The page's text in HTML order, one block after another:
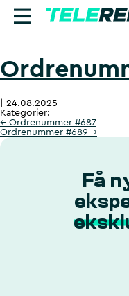
Reparation
Sælg
Find butik
Ring til os:
+45 70 60
24.08.2025
Kategorier:
← Ordrenummer #687
Ordrenummer #689 →
Få